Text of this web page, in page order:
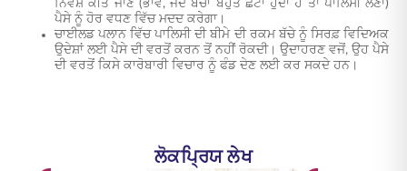
ਨਿਵੇਸ਼ ਕੀਤੇ ਜਾਣ (ਭਾਵ, ਜਦੋਂ ਬੱਚਾ ਬਹੁਤ ਛੋਟਾ ਹੁੰਦਾ ਹੈ ਤਾਂ ਪਾਲਿਸੀ ਲੈਣਾ)
ਪੈਸੇ ਨੂੰ ਹੋਰ ਵਧਣ ਵਿੱਚ ਮਦਦ ਕਰੇਗਾ।
ਚਾਈਲਡ ਪਲਾਨ ਵਿੱਚ ਪਾਲਿਸੀ ਦੀ ਬੀਮੇ ਦੀ ਰਕਮ ਬੱਚੇ ਨੂੰ ਸਿਰਫ਼ ਵਿਦਿਅਕ
ਉਦੇਸ਼ਾਂ ਲਈ ਪੈਸੇ ਦੀ ਵਰਤੋਂ ਕਰਨ ਤੋਂ ਨਹੀਂ ਰੋਕਦੀ। ਉਦਾਹਰਣ ਵਜੋਂ, ਉਹ ਪੈਸੇ
ਦੀ ਵਰਤੋਂ ਕਿਸੇ ਕਾਰੋਬਾਰੀ ਵਿਚਾਰ ਨੂੰ ਫੰਡ ਦੇਣ ਲਈ ਕਰ ਸਕਦੇ ਹਨ।
ਲੋਕਪ੍ਰਿਯ ਲੇਖ